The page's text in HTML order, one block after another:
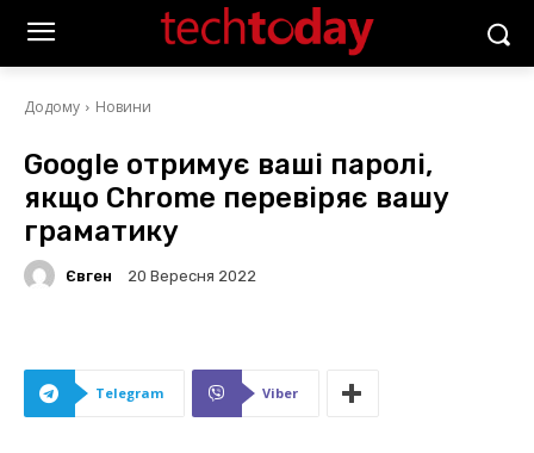
Додому Новини
Google отримує ваші паролі,
якщо Chrome перевіряє вашу
граматику
Євген 20 Вересня 2022
Telegram Viber